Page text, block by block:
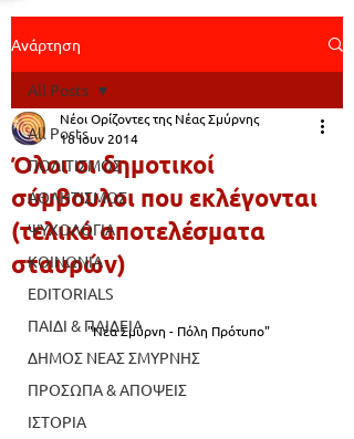
Ανάρτηση
All Posts
ΠΟΛΙΤΙΣΜΟΣ
ΑΘΛΗΤΙΣΜΟΣ
ΨΥΧΟΛΟΓΙΑ
ΚΟΙΝΩΝΙΑ
EDITORIALS
ΠΑΙΔΙ & ΠΑΙΔΕΙΑ
ΔΗΜΟΣ ΝΕΑΣ ΣΜΥΡΝΗΣ
ΠΡΟΣΩΠΑ & ΑΠΟΨΕΙΣ
ΙΣΤΟΡΙΑ
All Posts
Όλοι οι δημοτικοί
σύμβουλοι που εκλέγονται
(τελικά αποτελέσματα
σταυρών)
Νέοι Ορίζοντες της Νέας Σμύρνης
18 Ιουν 2014
"Νέα Σμύρνη - Πόλη Πρότυπο"